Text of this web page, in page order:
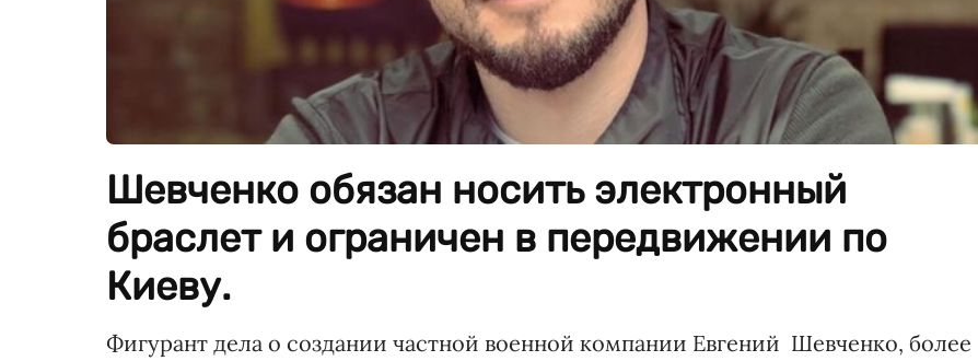
Шевченко обязан носить электронный
браслет и ограничен в передвижении по
Киеву.
Фигурант дела о создании частной военной компании Евгений Шевченко, более